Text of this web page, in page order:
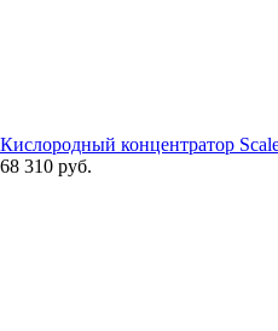
Кислородный концентратор
68 310 руб.